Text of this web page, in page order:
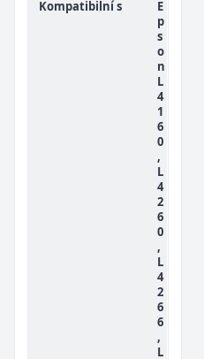
Kompatibilní s
E
p
s
o
n
L
4
1
6
0
,
L
4
2
6
0
,
L
4
2
6
6
,
L